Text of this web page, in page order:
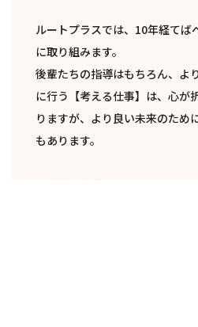
ルートプラスでは、10年経てば
に取り組みます。
後輩たちの指導はもちろん、よ
に行う【考える仕事】は、心が
りますが、より良い未来のため
もあります。
20年後30年後も胸を張っていら